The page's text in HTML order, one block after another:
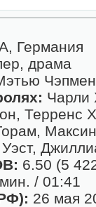
Германия
драма
Чэпмен
Чарли
Терренс
6.50 (5
/ 01:41
26 мая